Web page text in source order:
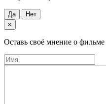
Да
Нет
×
Оставь своё мнение о фильме